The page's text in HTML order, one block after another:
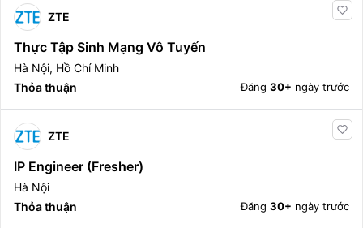
ZTE
Thực Tập Sinh Mạng Vô Tuyến
Hà Nội, Hồ Chí Minh
Thỏa thuận
Đăng 30+ ngày trước
ZTE
IP Engineer (Fresher)
Hà Nội
Thỏa thuận
Đăng 30+ ngày trước